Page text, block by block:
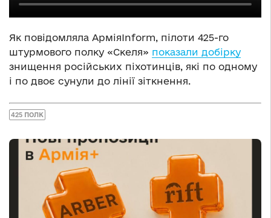
Як повідомляла АрміяInform, пілоти 425-го
штурмового полку «Скеля» показали добірку
знищення російських піхотинців, які по одному
і по двоє сунули до лінії зіткнення.
425 ПОЛК